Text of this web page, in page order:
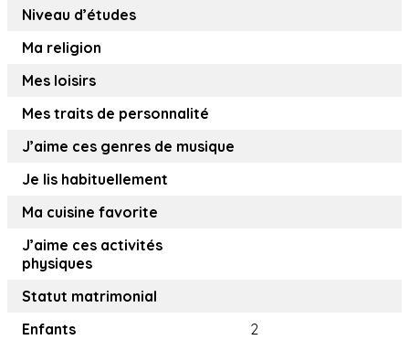
Niveau d’études
Ma religion
Mes loisirs
Mes traits de personnalité
J’aime ces genres de musique
Je lis habituellement
Ma cuisine favorite
J’aime ces activités
physiques
Statut matrimonial
Enfants
2